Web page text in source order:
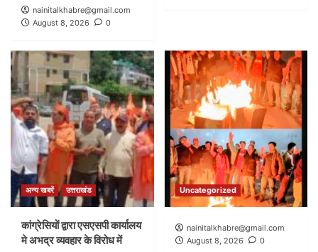
nainitalkhabre@gmail.com
August 8, 2026
0
अन्य खबरें उत्तराखंड
कांग्रेसियों द्वारा एसएसपी कार्यालय
मे अभद्र व्यवहार के विरोध में
Uncategorized
nainitalkhabre@gmail.com
August 8, 2026
0